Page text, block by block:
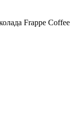
Frappe Coffee